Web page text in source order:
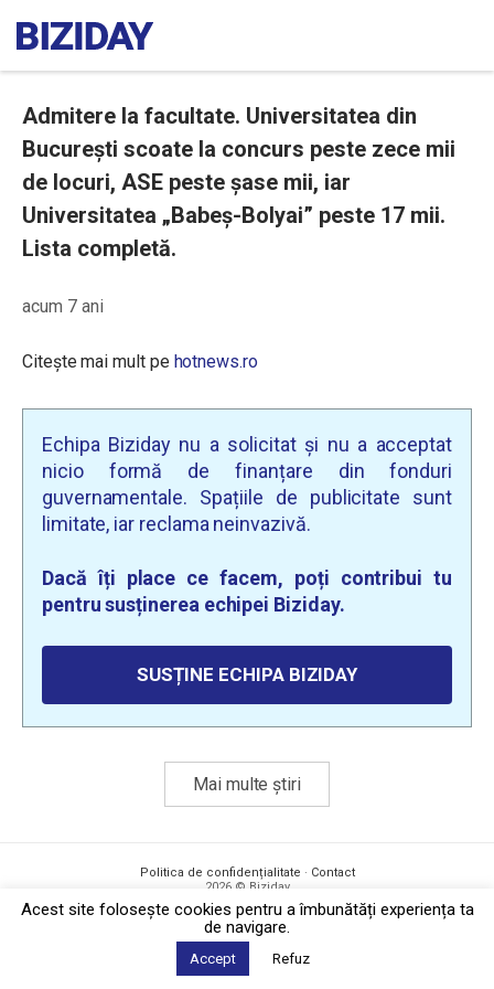
Admitere la facultate. Universitatea din
București scoate la concurs peste zece mii
de locuri, ASE peste șase mii, iar
Universitatea „Babeș-Bolyai” peste 17 mii.
Lista completă.
acum 7 ani
Citește mai mult pe hotnews.ro
Echipa Biziday nu a solicitat și nu a acceptat
nicio formă de finanțare din fonduri
guvernamentale. Spațiile de publicitate sunt
limitate, iar reclama neinvazivă.
Dacă îți place ce facem, poți contribui tu
pentru susținerea echipei Biziday.
SUSȚINE ECHIPA BIZIDAY
Mai multe știri
Politica de confidențialitate · Contact
2026 © Biziday
Acest site foloseşte cookies pentru a îmbunătăți experiența ta
de navigare.
Accept Refuz